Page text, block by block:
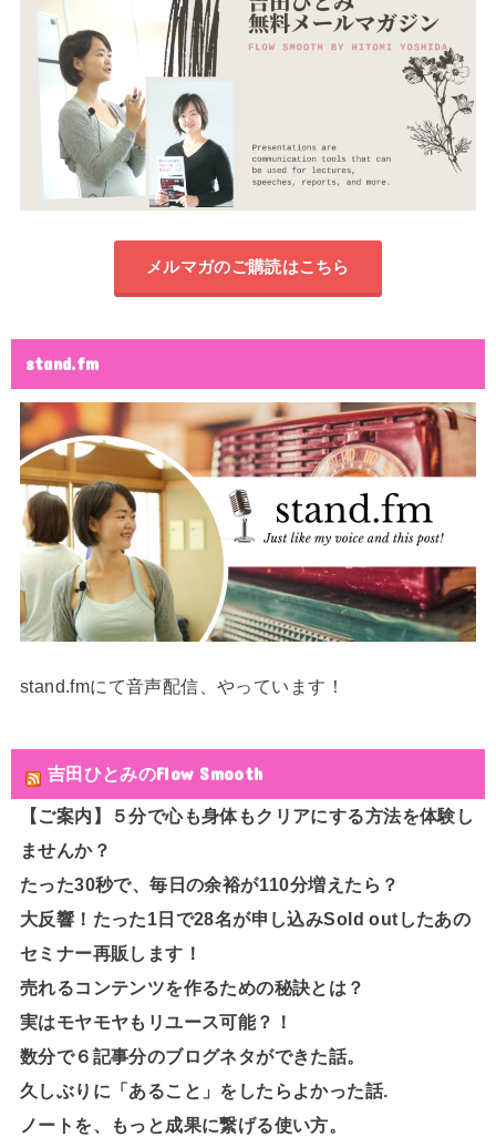
メルマガのご購読はこちら
stand.fm
stand.fmにて音声配信、やっています！
吉田ひとみのFlow Smooth
【ご案内】５分で心も身体もクリアにする方法を体験し
ませんか？
たった30秒で、毎日の余裕が110分増えたら？
大反響！たった1日で28名が申し込みSold outしたあの
セミナー再販します！
売れるコンテンツを作るための秘訣とは？
実はモヤモヤもリユース可能？！
数分で６記事分のブログネタができた話。
久しぶりに「あること」をしたらよかった話.
ノートを、もっと成果に繋げる使い方。